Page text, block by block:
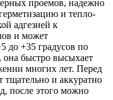
проемов, надежно
и тепло-
адгезией к
и может
до +35 градусов по
быстро высыхает
многих лет. Перед
тщательно и аккуратно
после этого можно